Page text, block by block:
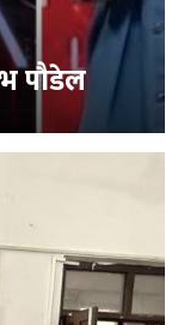
पौडेल